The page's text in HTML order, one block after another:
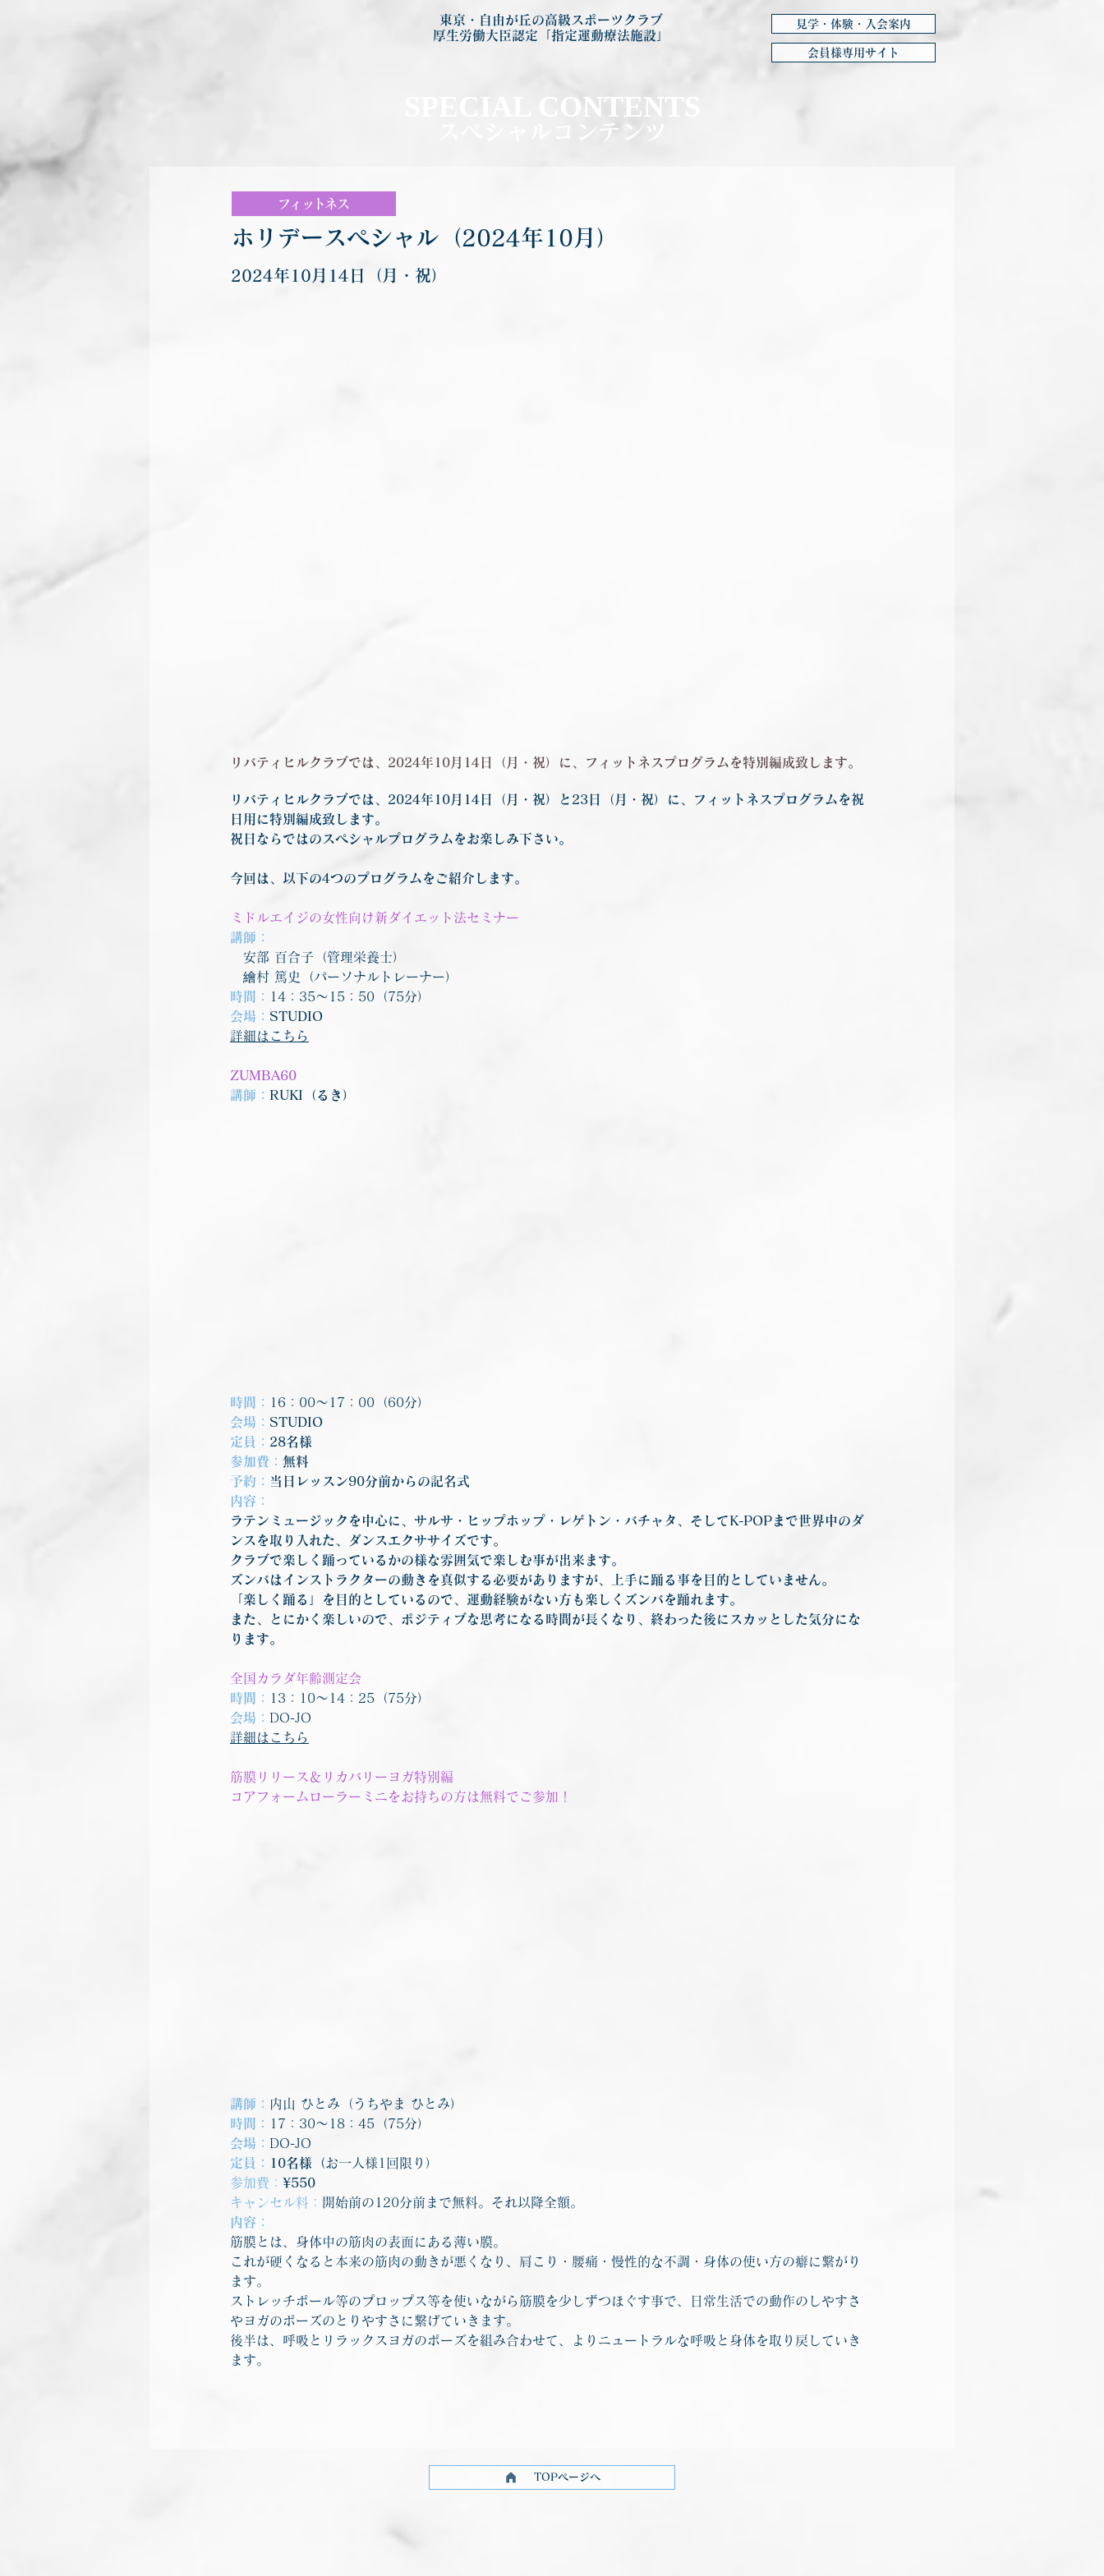
東京・自由が丘の高級スポーツクラブ
厚生労働大臣認定「指定運動療法施設」
見学・体験・入会案内
会員様専用サイト
SPECIAL CONTENTS
スペシャルコンテンツ
フィットネス
ホリデースペシャル（2024年10月）
2024年10月14日（月・祝）
リバティヒルクラブでは、2024年10月14日（月・祝）に、フィットネスプログラムを特別編成致します。
リバティヒルクラブでは、2024年10月14日（月・祝）と23日（月・祝）に、フィットネスプログラムを祝
日用に特別編成致します。
祝日ならではのスペシャルプログラムをお楽しみ下さい。
今回は、以下の4つのプログラムをご紹介します。
ミドルエイジの女性向け新ダイエット法セミナー
講師：
安部 百合子（管理栄養士）
繪村 篤史（パーソナルトレーナー）
時間：
14：35～15：50（75分）
会場： STUDIO
詳細はこちら
ZUMBA60
講師： RUKI（るき）
時間：
16：00～17：00（60分）
会場： STUDIO
定員： 28名様
参加費： 無料
予約： 当日レッスン90分前からの記名式
内容：
ラテンミュージックを中心に、サルサ・ヒップホップ・レゲトン・バチャタ、そしてK-POPまで世界中のダ
ンスを取り入れた、ダンスエクササイズです。
クラブで楽しく踊っているかの様な雰囲気で楽しむ事が出来ます。
ズンバはインストラクターの動きを真似する必要がありますが、上手に踊る事を目的としていません。
「楽しく踊る」を目的としているので、運動経験がない方も楽しくズンバを踊れます。
また、とにかく楽しいので、ポジティブな思考になる時間が長くなり、終わった後にスカッとした気分にな
ります。
全国カラダ年齢測定会
時間：
13：10～14：25（75分）
会場： DO-JO
詳細はこちら
筋膜リリース＆リカバリーヨガ特別編
コアフォームローラーミニをお持ちの方は無料でご参加！
講師： 内山 ひとみ（うちやま ひとみ）
時間：
17：30～18：45（75分）
会場： DO-JO
定員：
10名様（お一人様1回限り）
参加費： ¥550
キャンセル料：
開始前の120分前まで無料。それ以降全額。
内容：
筋膜とは、身体中の筋肉の表面にある薄い膜。
これが硬くなると本来の筋肉の動きが悪くなり、肩こり・腰痛・慢性的な不調・身体の使い方の癖に繋がり
ます。
ストレッチポール等のプロップス等を使いながら筋膜を少しずつほぐす事で、日常生活での動作のしやすさ
やヨガのポーズのとりやすさに繋げていきます。
後半は、呼吸とリラックスヨガのポーズを組み合わせて、よりニュートラルな呼吸と身体を取り戻していき
ます。
TOPページへ